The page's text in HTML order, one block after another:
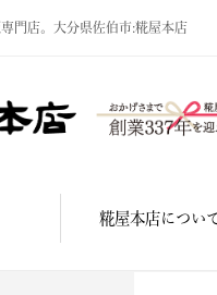
門店。大分県佐伯市:糀屋本店
糀屋本店につい